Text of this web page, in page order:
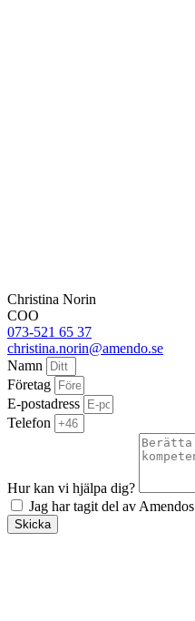
Christina Norin
COO
073-521 65 37
christina.norin@amendo.se
Namn
Företag
E-postadress
Telefon
Hur kan vi hjälpa dig?
Jag har tagit del av Amendos
Skicka